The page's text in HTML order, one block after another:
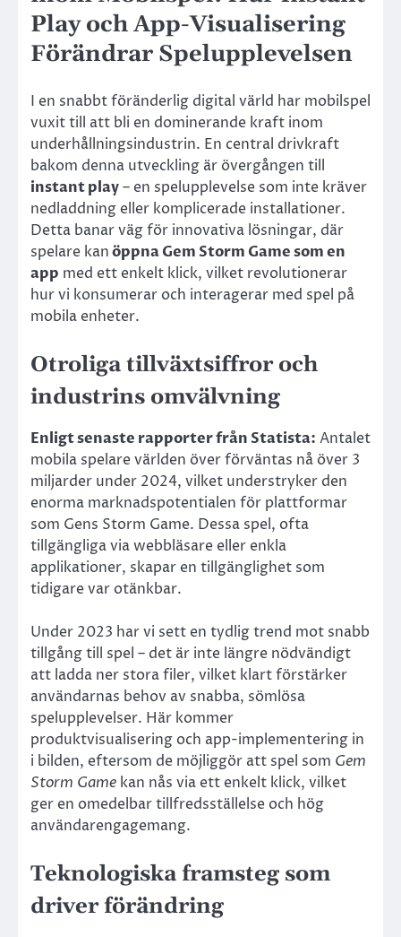
Play och App-Visualisering
Förändrar Spelupplevelsen
I en snabbt föränderlig digital värld har mobilspel
vuxit till att bli en dominerande kraft inom
underhållningsindustrin. En central drivkraft
bakom denna utveckling är övergången till
instant play– en spelupplevelse som inte kräver
nedladdning eller komplicerade installationer.
Detta banar väg för innovativa lösningar, där
spelare kanöppna Gem Storm Game som en
app med ett enkelt klick, vilket revolutionerar
hur vi konsumerar och interagerar med spel på
mobila enheter.
Otroliga tillväxtsiffror och
industrins omvälvning
Enligt senaste rapporter från Statista: Antalet
mobila spelare världen över förväntas nå över 3
miljarder under 2024, vilket understryker den
enorma marknadspotentialen för plattformar
som Gens Storm Game. Dessa spel, ofta
tillgängliga via webbläsare eller enkla
applikationer, skapar en tillgänglighet som
tidigare var otänkbar.
Under 2023 har vi sett en tydlig trend mot snabb
tillgång till spel – det är inte längre nödvändigt
att ladda ner stora filer, vilket klart förstärker
användarnas behov av snabba, sömlösa
spelupplevelser. Här kommer
produktvisualisering och app-implementering in
i bilden, eftersom de möjliggör att spel som Gem
Storm Game kan nås via ett enkelt klick, vilket
ger en omedelbar tillfredsställelse och hög
användarengagemang.
Teknologiska framsteg som
driver förändring